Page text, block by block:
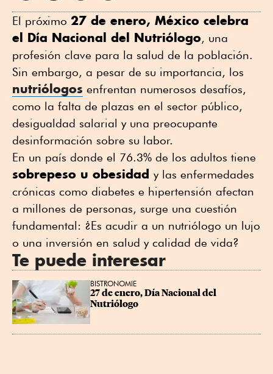
El próximo 27 de enero, México celebra
el Día Nacional del Nutriólogo, una
profesión clave para la salud de la población.
Sin embargo, a pesar de su importancia, los
nutriólogos enfrentan numerosos desafíos,
como la falta de plazas en el sector público,
desigualdad salarial y una preocupante
desinformación sobre su labor.
En un país donde el 76.3% de los adultos tiene
sobrepeso u obesidad y las enfermedades
crónicas como diabetes e hipertensión afectan
a millones de personas, surge una cuestión
fundamental: ¿Es acudir a un nutriólogo un lujo
o una inversión en salud y calidad de vida?
Te puede interesar
BISTRONOMIE
27 de enero, Día Nacional del
Nutriólogo